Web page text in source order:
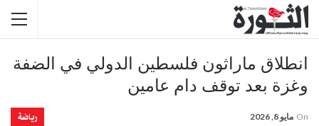
انطلاق ماراثون فلسطين الدولي في الضفة
وغزة بعد توقف دام عامين
رياضة On مايو 8, 2026